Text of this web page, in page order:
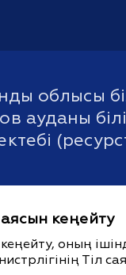
облысы
ауданы
аясын кеңейту
кеңейту, оның
Тіл